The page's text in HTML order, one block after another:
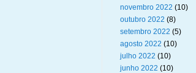
novembro 2022 (10)
outubro 2022 (8)
setembro 2022 (5)
agosto 2022 (10)
julho 2022 (10)
junho 2022 (10)